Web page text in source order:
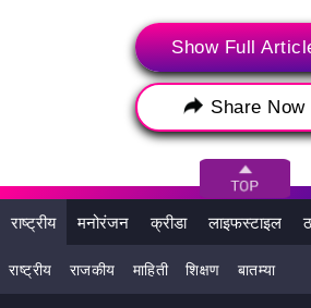
Show Full
Share Now
राष्ट्रीय मनोरंजन क्रीडा लाइफस्टाइल
राष्ट्रीय राजकीय माहिती शिक्षण बातम्या